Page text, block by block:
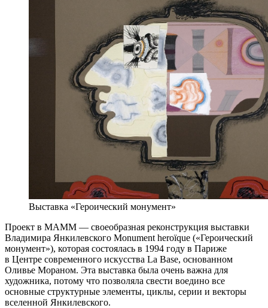
Выставка «Героический монумент»
Проект в МАММ — своеобразная реконструкция выставки
Владимира Янкилевского Monument heroïque («Героический
монумент»), которая состоялась в 1994 году в Париже
в Центре современного искусства La Base, основанном
Оливье Мораном. Эта выставка была очень важна для
художника, потому что позволяла свести воедино все
основные структурные элементы, циклы, серии и векторы
вселенной Янкилевского.